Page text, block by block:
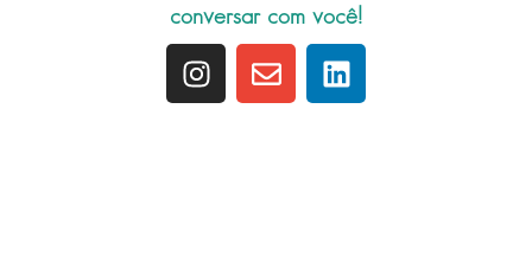
conversar com você!
I
n
E
n
L
i